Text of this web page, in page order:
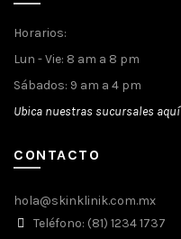
Horarios:
Lun - Vie: 8 am a 8 pm
Sábados: 9 am a 4 pm
Ubica nuestras sucursales aquí
CONTACTO
hola@skinklinik.com.mx
Teléfono: (81) 1234 1737